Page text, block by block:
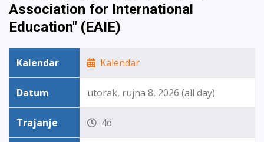
Association for International
Education" (EAIE)
Kalendar Kalendar
Datum utorak, rujna 8, 2026 (all day)
Trajanje 4d